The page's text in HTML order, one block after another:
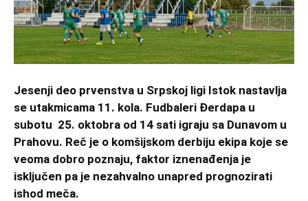
Jesenji deo prvenstva u Srpskoj ligi Istok nastavlja
se utakmicama 11. kola. Fudbaleri Đerdapa u
subotu 25. oktobra od 14 sati igraju sa Dunavom u
Prahovu. Reč je o komšijskom derbiju ekipa koje se
veoma dobro poznaju, faktor iznenađenja je
isključen pa je nezahvalno unapred prognozirati
ishod meča.